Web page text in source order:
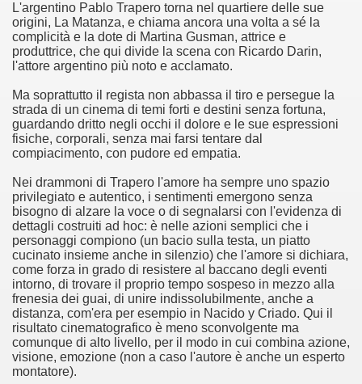
L'argentino Pablo Trapero torna nel quartiere delle sue
origini, La Matanza, e chiama ancora una volta a sé la
complicità e la dote di Martina Gusman, attrice e
produttrice, che qui divide la scena con Ricardo Darin,
l'attore argentino più noto e acclamato.
Ma soprattutto il regista non abbassa il tiro e persegue la
strada di un cinema di temi forti e destini senza fortuna,
guardando dritto negli occhi il dolore e le sue espressioni
fisiche, corporali, senza mai farsi tentare dal
compiacimento, con pudore ed empatia.
Nei drammoni di Trapero l'amore ha sempre uno spazio
privilegiato e autentico, i sentimenti emergono senza
bisogno di alzare la voce o di segnalarsi con l'evidenza di
dettagli costruiti ad hoc: è nelle azioni semplici che i
personaggi compiono (un bacio sulla testa, un piatto
cucinato insieme anche in silenzio) che l'amore si dichiara,
come forza in grado di resistere al baccano degli eventi
intorno, di trovare il proprio tempo sospeso in mezzo alla
frenesia dei guai, di unire indissolubilmente, anche a
distanza, com'era per esempio in Nacido y Criado. Qui il
risultato cinematografico è meno sconvolgente ma
comunque di alto livello, per il modo in cui combina azione,
visione, emozione (non a caso l'autore è anche un esperto
montatore).
Se Ti Piacciono nel mese di Aprile 2013.
di quella che dovrebbe essere la quadrilogia di Carlos
lingue, le sue opere hanno conquistato milioni di
di vendite, Il cacciatore di aquiloni.
atipico, un viaggio interiore di Isabel Allende
di maggior successo al mondo.
psicopatico assoldato dal potere per poter incastrare
risiede quasi esclusivamente nella sua enorme
Se Ti Piacciono nel mese di Maggio 2013.
minacce e la vita sotto scorta.